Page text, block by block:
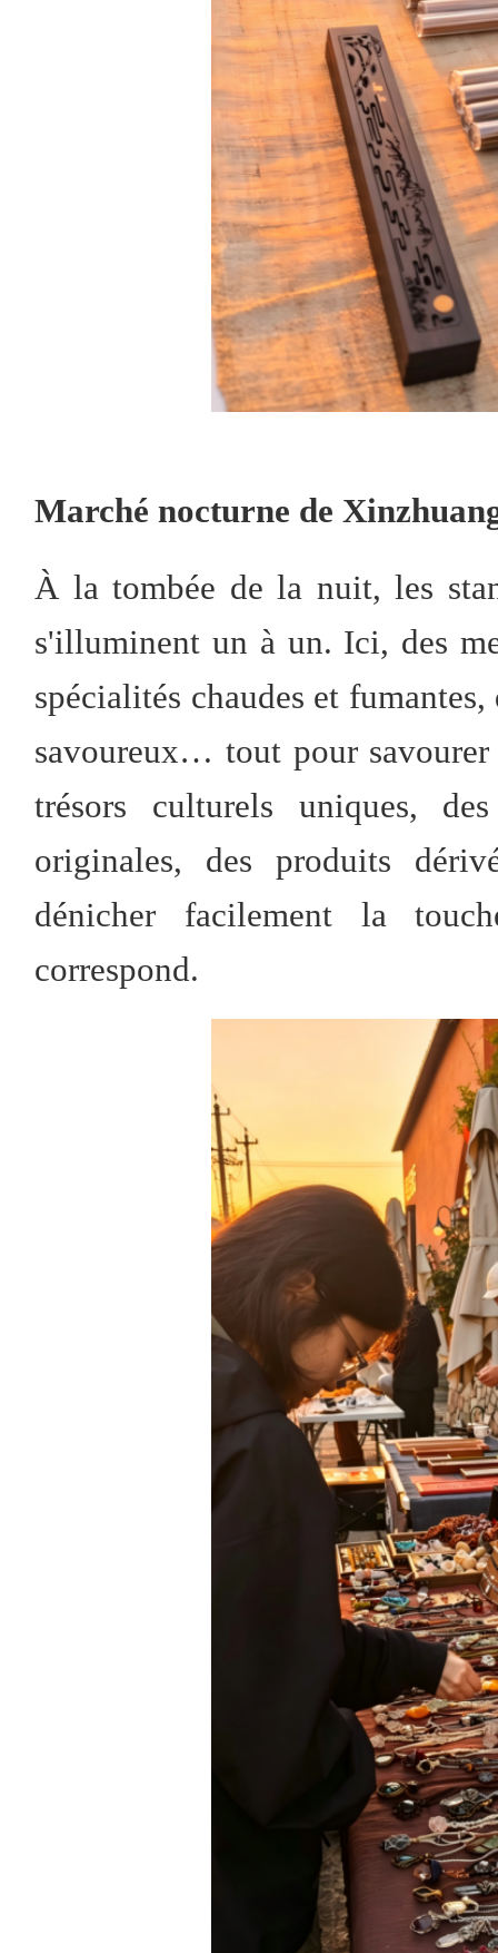
Marché nocturne de
À la tombée de la nuit, les
s'illuminent un à un. Ici, des
spécialités chaudes et
savoureux… tout pour
trésors culturels uniques,
originales, des produits
dénicher facilement la
correspond.